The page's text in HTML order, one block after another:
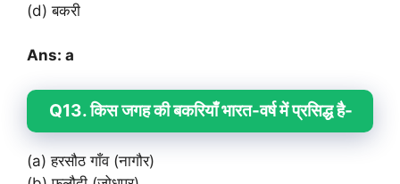
(d) बकरी
Ans: a
Q13. किस जगह की बकरियाँ भारत-वर्ष में प्रसिद्ध है-
(a) हरसौठ गाँव (नागौर)